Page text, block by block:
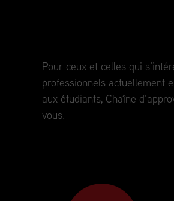
Pour ceux et celles qui
professionnels actuellement
aux étudiants, Chaîne
vous.